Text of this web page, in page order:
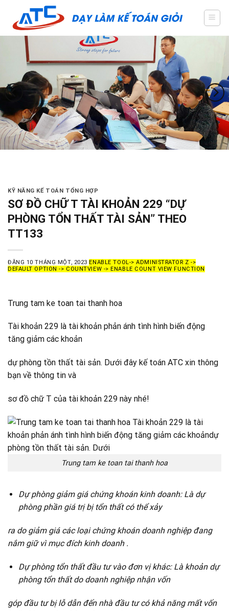
content
KỸ NĂNG KẾ TOÁN TỔNG HỢP
SƠ ĐỒ CHỮ T TÀI KHOẢN 229 “DỰ
PHÒNG TỔN THẤT TÀI SẢN” THEO
TT133
ĐĂNG 10 THÁNG MỘT, 2023 ENABLE TOOL-> ADMINISTRATOR Z ->
DEFAULT OPTION -> COUNTVIEW -> ENABLE COUNT VIEW FUNCTION
Trung tam ke toan tai thanh hoa
Tài khoản 229 là tài khoản phản ánh tình hình biến động
tăng giảm các khoản
dự phòng tồn thất tài sản. Dưới đây kế toán ATC xin thông
bạn về thông tin và
sơ đồ chữ T của tài khoản 229 này nhé!
Trung tam ke toan tai thanh hoa
Dự phòng giảm giá chứng khoán kinh doanh: Là dự
phòng phần giá trị bị tổn thất có thể xảy
ra do giảm giá các loại chứng khoán doanh nghiệp đang
nắm giữ vì mục đích kinh doanh .
Dự phòng tổn thất đầu tư vào đơn vị khác: Là khoản dự
phòng tổn thất do doanh nghiệp nhận vốn
góp đầu tư bị lỗ dẫn đến nhà đầu tư có khả năng mất vốn